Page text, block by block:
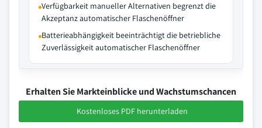
Verfügbarkeit manueller Alternativen begrenzt die
Akzeptanz automatischer Flaschenöffner
Batterieabhängigkeit beeinträchtigt die betriebliche
Zuverlässigkeit automatischer Flaschenöffner
Erhalten Sie Markteinblicke und Wachstumschancen
Kostenloses PDF herunterladen